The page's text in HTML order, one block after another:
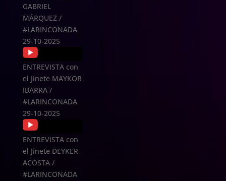
GABRIEL
MÁRQUEZ /
#LARINCONADA
29-10-2025
ENTREVISTA con
el Jinete MAYKOR
IBARRA /
#LARINCONADA
29-10-2025
ENTREVISTA con
el Jinete DEYKER
ACOSTA /
#LARINCONADA